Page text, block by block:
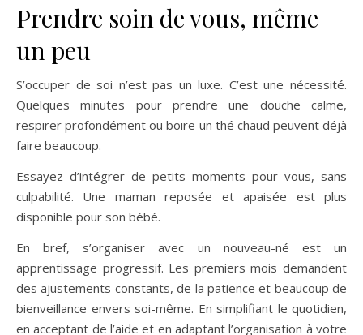
Prendre soin de vous, même
un peu
S’occuper de soi n’est pas un luxe. C’est une nécessité.
Quelques minutes pour prendre une douche calme,
respirer profondément ou boire un thé chaud peuvent déjà
faire beaucoup.
Essayez d’intégrer de petits moments pour vous, sans
culpabilité. Une maman reposée et apaisée est plus
disponible pour son bébé.
En bref, s’organiser avec un nouveau-né est un
apprentissage progressif. Les premiers mois demandent
des ajustements constants, de la patience et beaucoup de
bienveillance envers soi-même. En simplifiant le quotidien,
en acceptant de l’aide et en adaptant l’organisation à votre